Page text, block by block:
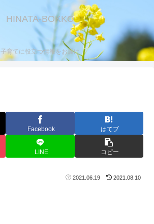
HINATA-BOKKO
子育てに役立つ情報をお届け
Facebook はてブ
LINE コピー
2021.06.19 2021.08.10